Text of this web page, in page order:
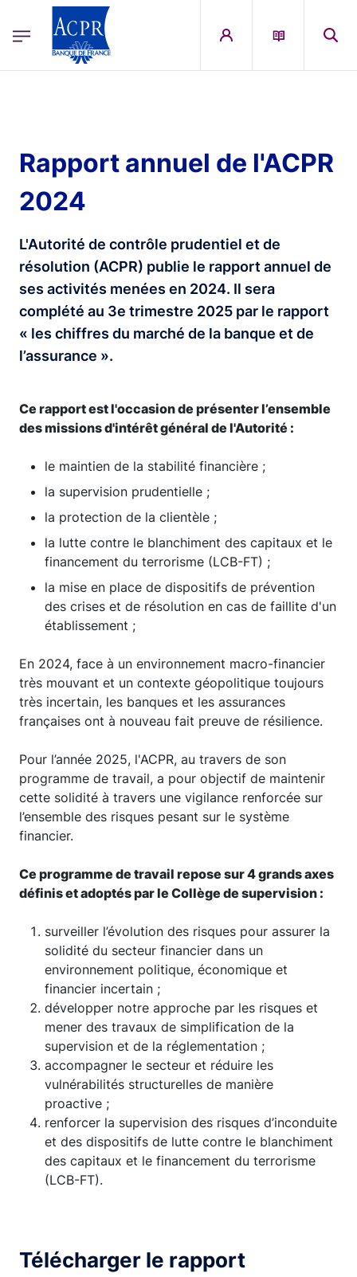
ACPR Menu Principal (French)
Rapport annuel de l'ACPR
2024
L'Autorité de contrôle prudentiel et de
résolution (ACPR) publie le rapport annuel de
ses activités menées en 2024. Il sera
complété au 3e trimestre 2025 par le rapport
« les chiffres du marché de la banque et de
l’assurance ».
Ce rapport est l'occasion de présenter l’ensemble
des missions d'intérêt général de l'Autorité :
le maintien de la stabilité financière ;
la supervision prudentielle ;
la protection de la clientèle ;
la lutte contre le blanchiment des capitaux et le
financement du terrorisme (LCB-FT) ;
la mise en place de dispositifs de prévention
des crises et de résolution en cas de faillite d'un
établissement ;
En 2024, face à un environnement macro-financier
très mouvant et un contexte géopolitique toujours
très incertain, les banques et les assurances
françaises ont à nouveau fait preuve de résilience.
Pour l’année 2025, l'ACPR, au travers de son
programme de travail, a pour objectif de maintenir
cette solidité à travers une vigilance renforcée sur
l’ensemble des risques pesant sur le système
financier.
Ce programme de travail repose sur 4 grands axes
définis et adoptés par le Collège de supervision :
surveiller l’évolution des risques pour assurer la
solidité du secteur financier dans un
environnement politique, économique et
financier incertain ;
développer notre approche par les risques et
mener des travaux de simplification de la
supervision et de la réglementation ;
accompagner le secteur et réduire les
vulnérabilités structurelles de manière
proactive ;
renforcer la supervision des risques d’inconduite
et des dispositifs de lutte contre le blanchiment
des capitaux et le financement du terrorisme
(LCB-FT).
Télécharger le rapport